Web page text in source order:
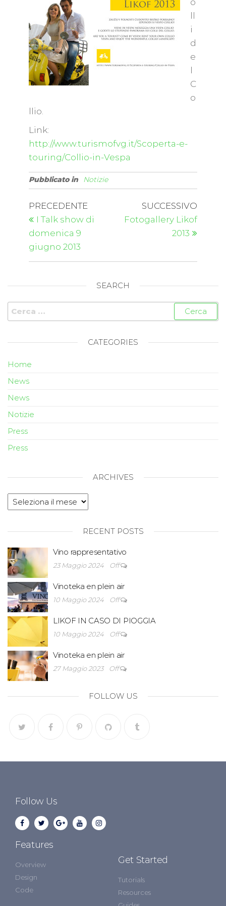
o
i
d
e
C
o
llio.
Link:
http://www.turismofvg.it/Scoperta-e-
touring/Collio-in-Vespa
Pubblicato in Notizie
PRECEDENTE
I Talk show di
domenica 9
giugno 2013
SUCCESSIVO
Fotogallery Likof
2013
SEARCH
CATEGORIES
Home
News
News
Notizie
Press
Press
ARCHIVES
RECENT POSTS
Vino rappresentativo
23 Maggio 2024 Off
Vinoteka en plein air
10 Maggio 2024 Off
LIKOF IN CASO DI PIOGGIA
10 Maggio 2024 Off
Vinoteka en plein air
27 Maggio 2023 Off
FOLLOW US
Follow Us
Features
Overview
Design
Code
Get Started
Tutorials
Resources